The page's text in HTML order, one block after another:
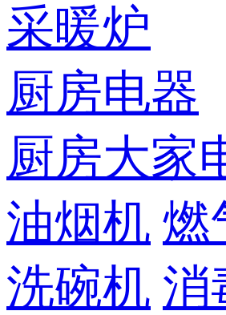
采暖炉
厨房电器
厨房大家
油烟机 燃
洗碗机 消